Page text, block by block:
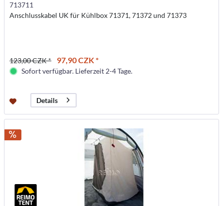
713711
Anschlusskabel UK für Kühlbox 71371, 71372 und 71373
123,00 CZK * 97,90 CZK *
Sofort verfügbar. Lieferzeit 2-4 Tage.
Details